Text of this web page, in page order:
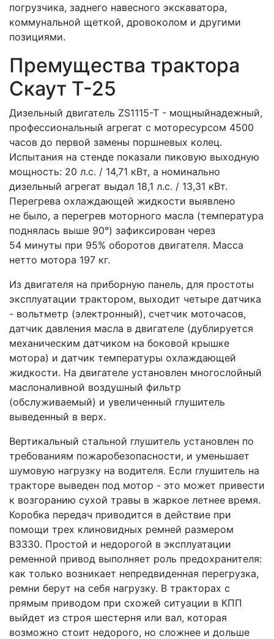
погрузчика, заднего навесного экскаватора,
коммунальной щеткой, дровоколом и другими
позициями.
Премущества трактора
Скаут Т-25
Дизельный двигатель ZS1115-T - мощныйнадежный,
профессиональный агрегат с моторесурсом 4500
часов до первой замены поршневых колец.
Испытания на стенде показали пиковую выходную
мощность: 20 л.с. / 14,71 кВт, а номинально
дизельный агрегат выдал 18,1 л.с. / 13,31 кВт.
Перегрева охлаждающей жидкости выявлено
не было, а перегрев моторного масла (температура
поднялась выше 90°) зафиксирован через
54 минуты при 95% оборотов двигателя. Масса
нетто мотора 197 кг.
Из двигателя на приборную панель, для простоты
эксплуатации трактором, выходит четыре датчика
- вольтметр (электронный), счетчик моточасов,
датчик давления масла в двигателе (дублируется
механическим датчиком на боковой крышке
мотора) и датчик температуры охлаждающей
жидкости. На двигателе установлен многослойный
маслоналивной воздушный фильтр
(обслуживаемый) и увеличенный глушитель
выведенный в верх.
Вертикальный стальной глушитель установлен по
требованиям пожаробезопасности, и уменьшает
шумовую нагрузку на водителя. Если глушитель на
тракторе выведен под мотор - это может привести
к возгоранию сухой травы в жаркое летнее время.
Коробка передач приводится в действие при
помощи трех клиновидных ремней размером
B3330. Простой и недорогой в эксплуатации
ременной привод выполняет роль предохранителя:
как только возникает непредвиденная перегрузка,
ремни берут на себя нагрузку. В тракторах с
прямым приводом при схожей ситуации в КПП
выйдет из строя шестерня или вал, которая
возможно стоит недорого, но сложнее и дольше